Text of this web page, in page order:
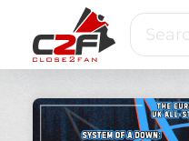
main
content
to
fan
Search